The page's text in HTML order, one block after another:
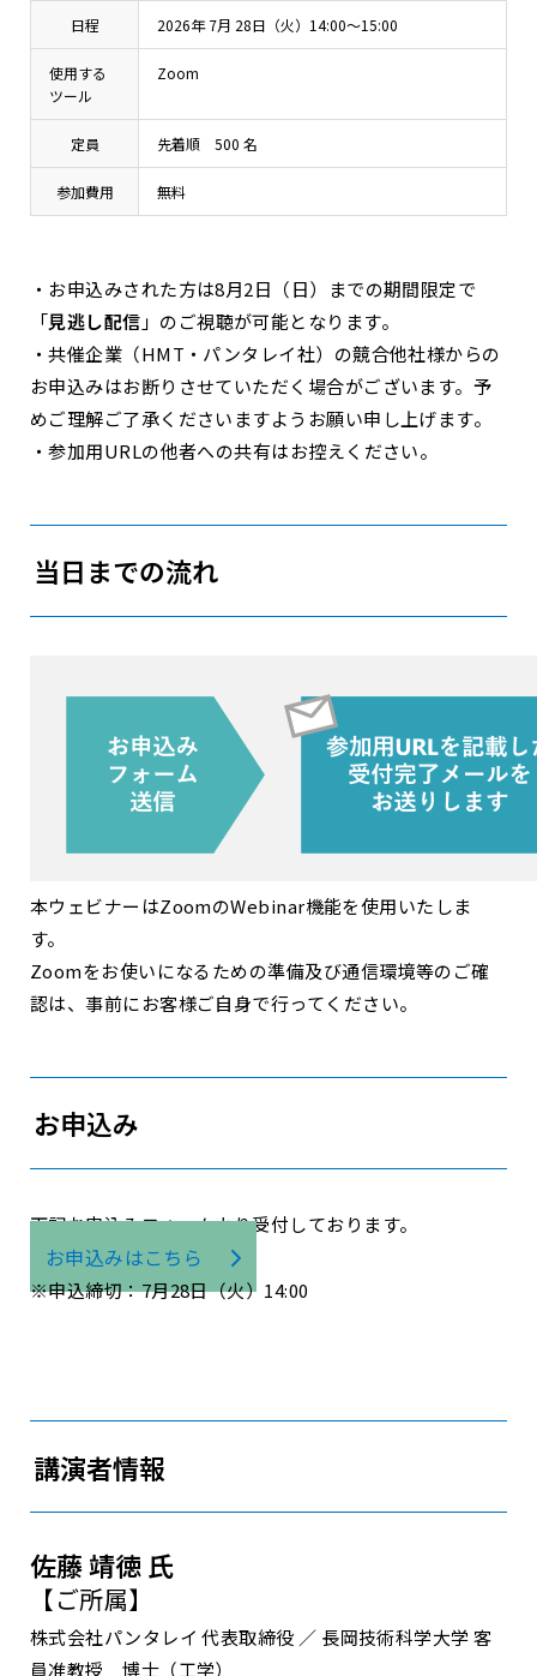
日程 2026年 7月 28日（火）14:00～15:00
使用する
ツール
Zoom
定員 先着順 500 名
参加費用 無料
・お申込みされた方は8月2日（日）までの期間限定で
「見逃し配信 」のご視聴が可能となります。
・共催企業（HMT・パンタレイ社）の競合他社様からの
お申込みはお断りさせていただく場合がございます。予
めご理解ご了承くださいますようお願い申し上げます。
・参加用URLの他者への共有はお控えください。
当日までの流れ
本ウェビナーはZoomのWebinar機能を使用いたしま
す。
Zoomをお使いになるための準備及び通信環境等のご確
認は、事前にお客様ご自身で行ってください。
お申込み
下記お申込みフォームより受付しております。
お申込みはこちら
※申込締切：7月28日（火）14:00
講演者情報
佐藤 靖徳 氏
【ご所属】
株式会社パンタレイ 代表取締役 ／ 長岡技術科学大学 客
員准教授 博士（工学）